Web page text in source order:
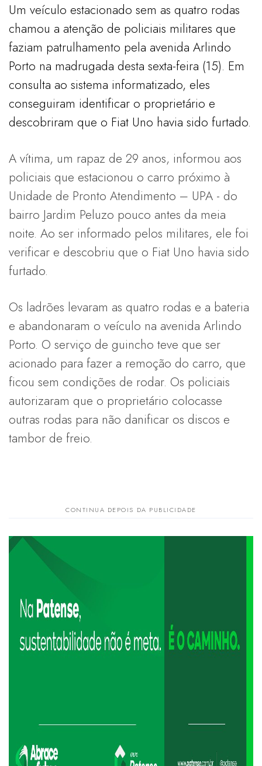
Um veículo estacionado sem as quatro rodas
chamou a atenção de policiais militares que
faziam patrulhamento pela avenida Arlindo
Porto na madrugada desta sexta-feira (15). Em
consulta ao sistema informatizado, eles
conseguiram identificar o proprietário e
descobriram que o Fiat Uno havia sido furtado.
A vítima, um rapaz de 29 anos, informou aos
policiais que estacionou o carro próximo à
Unidade de Pronto Atendimento – UPA - do
bairro Jardim Peluzo pouco antes da meia
noite. Ao ser informado pelos militares, ele foi
verificar e descobriu que o Fiat Uno havia sido
furtado.
Os ladrões levaram as quatro rodas e a bateria
e abandonaram o veículo na avenida Arlindo
Porto. O serviço de guincho teve que ser
acionado para fazer a remoção do carro, que
ficou sem condições de rodar. Os policiais
autorizaram que o proprietário colocasse
outras rodas para não danificar os discos e
tambor de freio.